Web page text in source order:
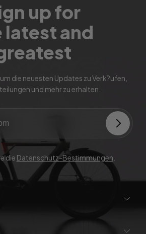
up for
latest and
die neuesten Updates zu Verk?ufen,
und mehr zu erhalten.
die Datenschutz-Bestimmungen